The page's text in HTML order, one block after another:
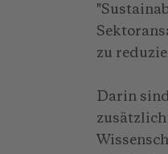
zu
Darin